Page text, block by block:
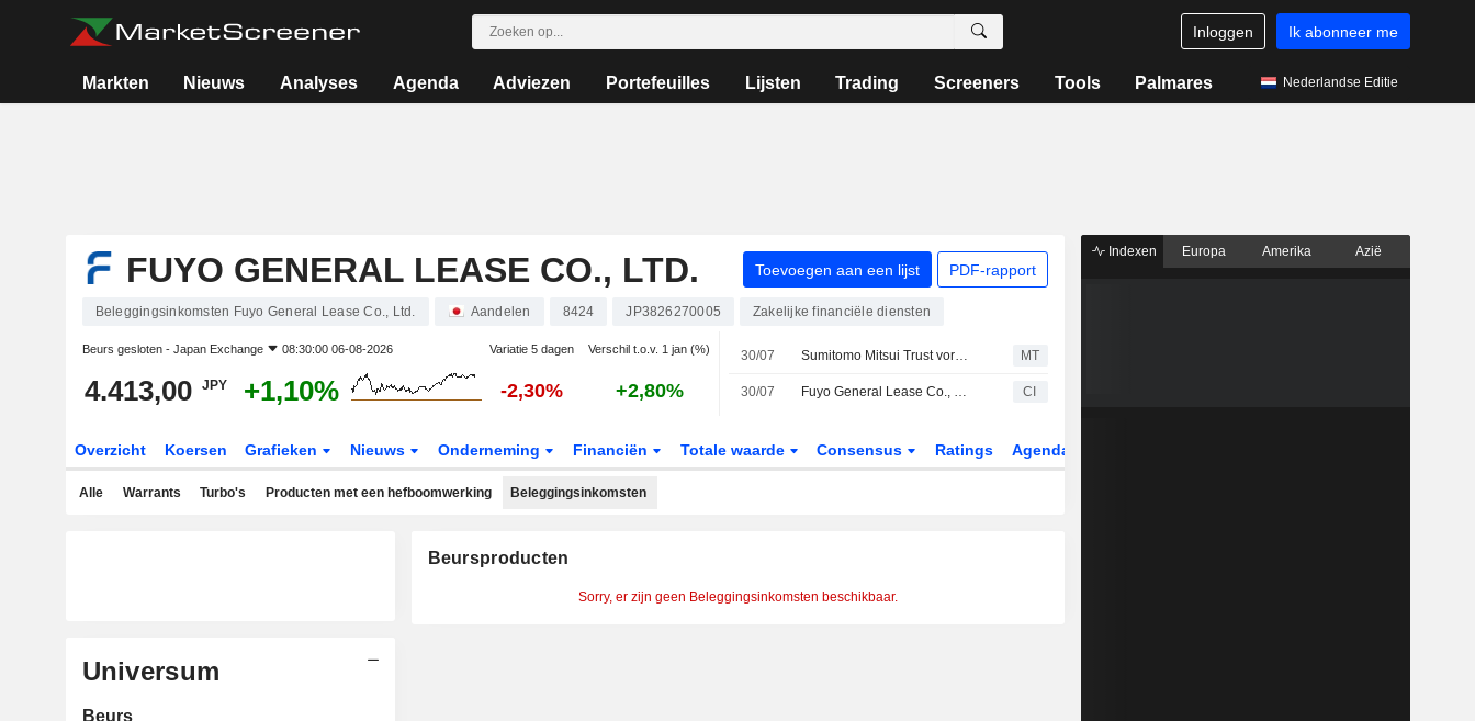
Inloggen Ik abonneer me
Markten Nieuws Analyses Agenda Adviezen Portefeuilles Lijsten Trading Screeners Tools Palmares Nederlandse Editie
FUYO GENERAL LEASE CO., LTD. Toevoegen aan een lijst PDF-rapport
Beleggingsinkomsten Fuyo General Lease Co., Ltd. Aandelen 8424 JP3826270005 Zakelijke financiële diensten
Beurs gesloten - Japan Exchange 08:30:00 06-08-2026 Variatie 5 dagen Verschil t.o.v. 1 jan (%)
4.413,00 JPY +1,10% -2,30% +2,80%
30/07 Sumitomo Mitsui Trust vormt lease-onderdeel om tot joint venture MT
30/07 Fuyo General Lease Co., Ltd. rapporteert resultaten over het eerste kwartaal eindigend op 30 juni 2026 CI
Overzicht Koersen Grafieken Nieuws Onderneming Financiën Totale waarde Consensus Ratings Agenda
Alle Warrants Turbo's Producten met een hefboomwerking Beleggingsinkomsten
Universum
Beurs
Beursproducten
Sorry, er zijn geen Beleggingsinkomsten beschikbaar.
Indexen Europa Amerika Azië